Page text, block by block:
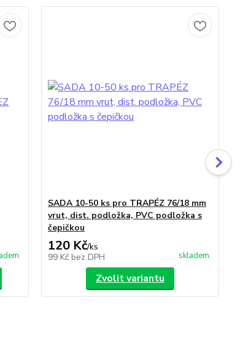
SADA 10-50 ks pro TRAPÉZ 76/18 mm
vrut, dist. podložka, PVC podložka s
čepičkou
120 Kč/ks
99 Kč bez DPH skladem
Zvolit variantu